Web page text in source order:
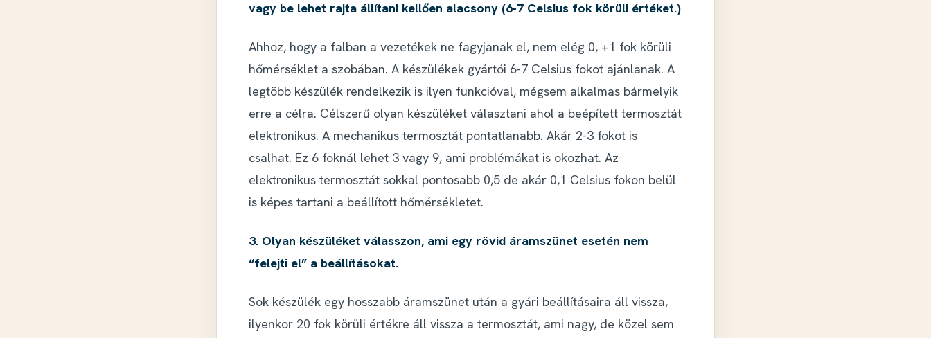
vagy be lehet rajta állítani kellően alacsony (6-7 Celsius fok körüli értéket.)
Ahhoz, hogy a falban a vezetékek ne fagyjanak el, nem elég 0, +1 fok körüli
hőmérséklet a szobában. A készülékek gyártói 6-7 Celsius fokot ajánlanak. A
legtöbb készülék rendelkezik is ilyen funkcióval, mégsem alkalmas bármelyik
erre a célra. Célszerű olyan készüléket választani ahol a beépített termosztát
elektronikus. A mechanikus termosztát pontatlanabb. Akár 2-3 fokot is
csalhat. Ez 6 foknál lehet 3 vagy 9, ami problémákat is okozhat. Az
elektronikus termosztát sokkal pontosabb 0,5 de akár 0,1 Celsius fokon belül
is képes tartani a beállított hőmérsékletet.
3. Olyan készüléket válasszon, ami egy rövid áramszünet esetén nem
“felejti el” a beállításokat.
Sok készülék egy hosszabb áramszünet után a gyári beállításaira áll vissza,
ilyenkor 20 fok körüli értékre áll vissza a termosztát, ami nagy, de közel sem